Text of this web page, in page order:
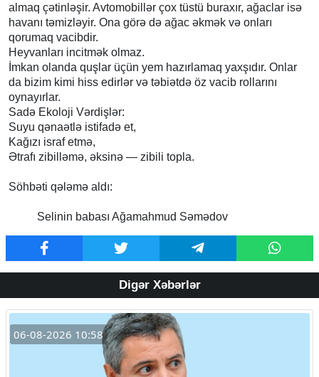
almaq çətinləşir. Avtomobillər çox tüstü buraxır, ağaclar isə
havanı təmizləyir. Ona görə də ağac əkmək və onları
qorumaq vacibdir.
Heyvanları incitmək olmaz.
İmkan olanda quşlar üçün yem hazırlamaq yaxşıdır. Onlar
da bizim kimi hiss edirlər və təbiətdə öz vacib rollarını
oynayırlar.
Sadə Ekoloji Vərdişlər:
Suyu qənaətlə istifadə et,
Kağızı israf etmə,
Ətrafı zibilləmə, əksinə — zibili topla.
Söhbəti qələmə aldı:
Selinin babası Ağamahmud Səmədov
Digər Xəbərlər
06-08-2026 10:58